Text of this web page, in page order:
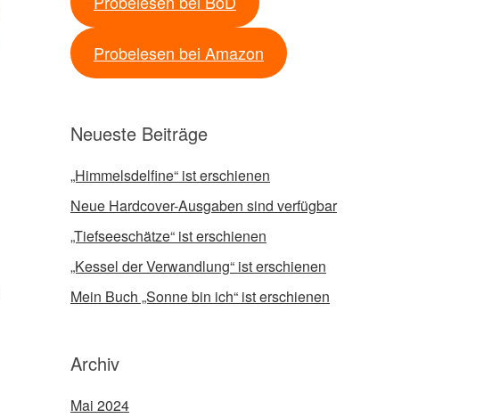
Probelesen bei Amazon
Neueste Beiträge
„Himmelsdelfine“ ist erschienen
Neue Hardcover-Ausgaben sind verfügbar
„Tiefseeschätze“ ist erschienen
„Kessel der Verwandlung“ ist erschienen
Mein Buch „Sonne bin ich“ ist erschienen
Archiv
Mai 2024